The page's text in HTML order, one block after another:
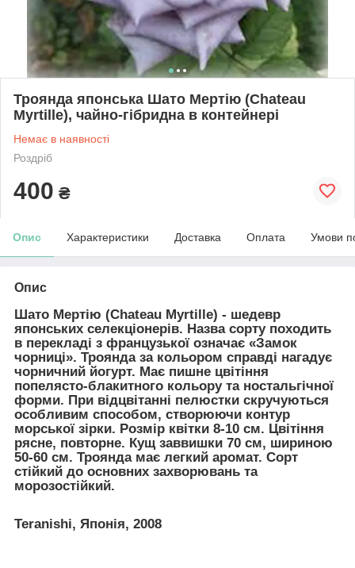
Троянда японська Шато Мертію (Chateau
Myrtille), чайно-гібридна в контейнері
Немає в наявності
Роздріб
400 ₴
Опис Характеристики Доставка Оплата Умови
Опис
Шато Мертію (Chateau Myrtille) - шедевр
японських селекціонерів. Назва сорту походить
в перекладі з французької означає «Замок
чорниці». Троянда за кольором справді нагадує
чорничний йогурт. Має пишне цвітіння
попелясто-блакитного кольору та ностальгічної
форми. При відцвітанні пелюстки скручуються
особливим способом, створюючи контур
морської зірки. Розмір квітки 8-10 см. Цвітіння
рясне, повторне. Кущ заввишки 70 см, шириною
50-60 см. Троянда має легкий аромат. Сорт
стійкий до основних захворювань та
морозостійкий.
Teranishi, Японія, 2008